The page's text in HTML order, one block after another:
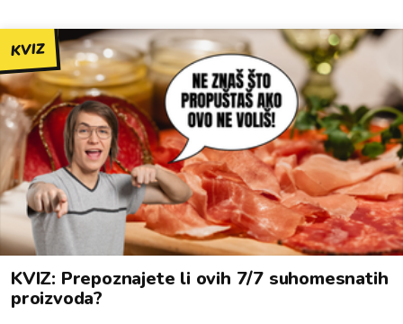
KVIZ
KVIZ: Prepoznajete li ovih 7/7 suhomesnatih
proizvoda?